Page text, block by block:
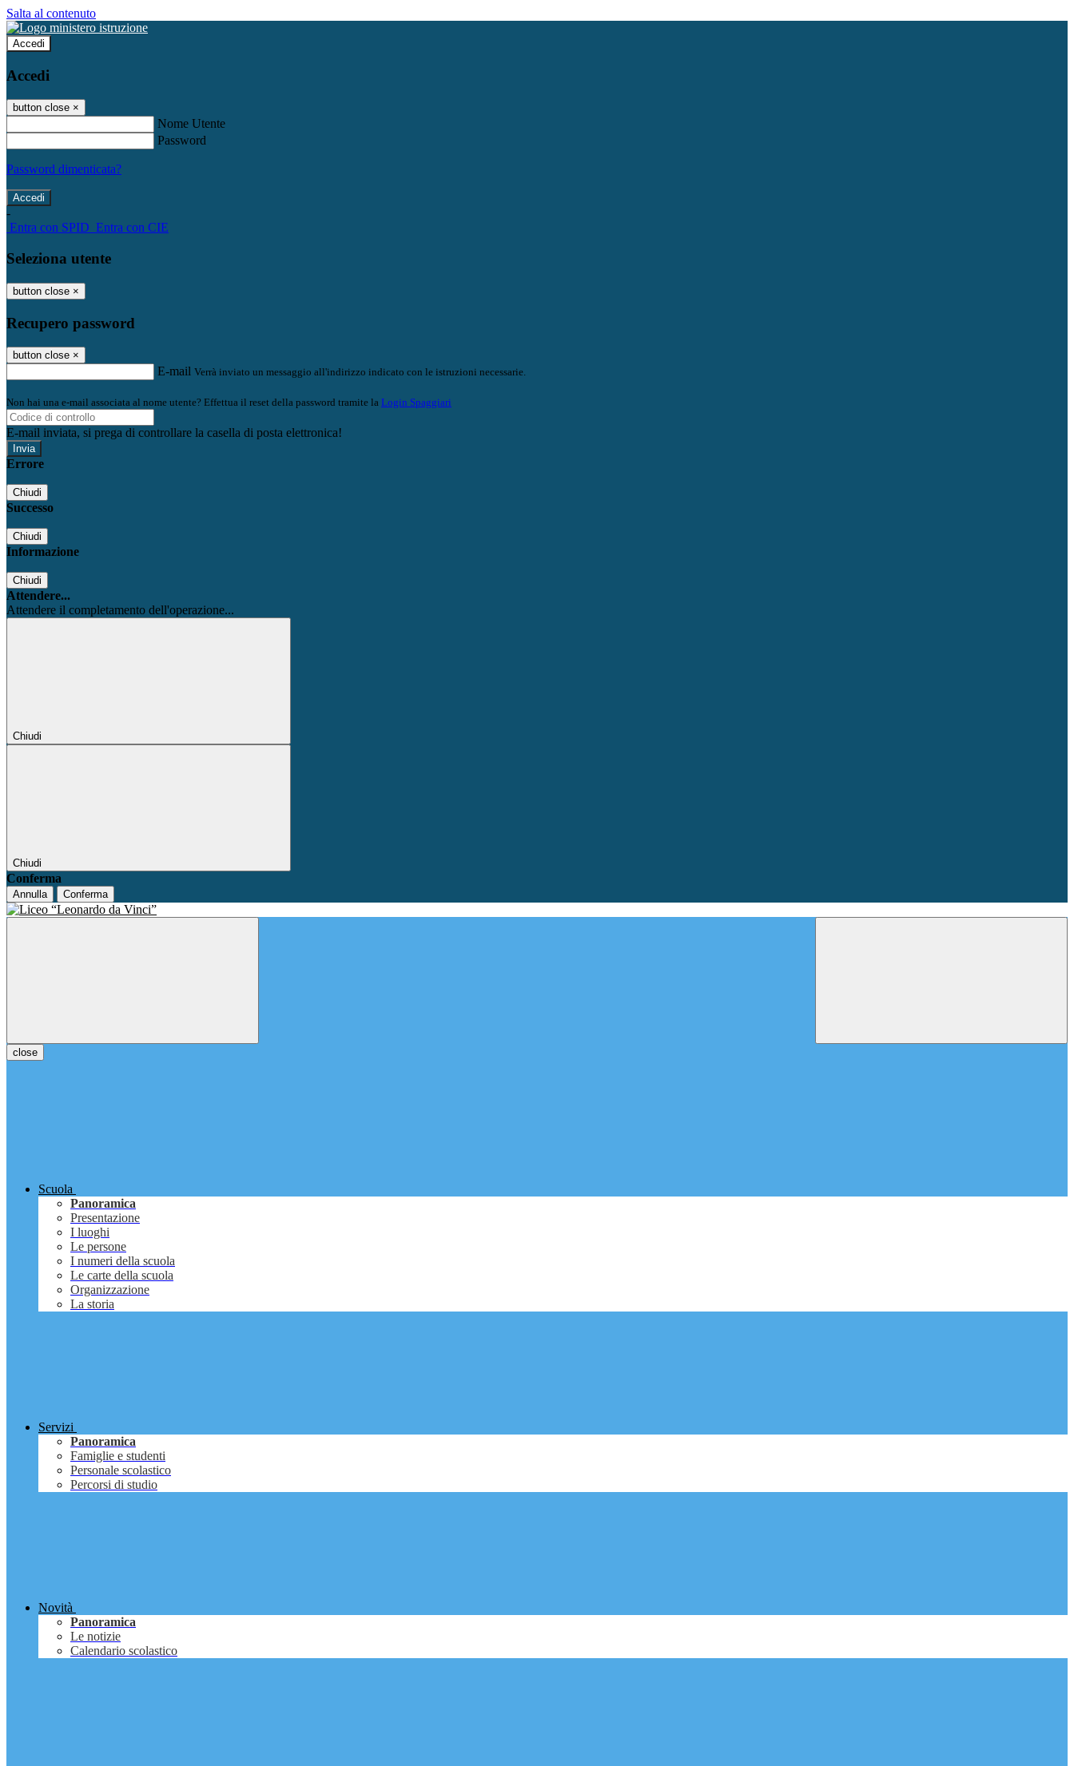
Salta al contenuto
Accedi
Accedi
button close ×
Nome Utente
Password
Password dimenticata?
-
Entra con SPID Entra con CIE
Seleziona utente
button close ×
Recupero password
button close ×
E-mail Verrà inviato un messaggio all'indirizzo indicato con le istruzioni necessarie.
Non hai una e-mail associata al nome utente? Effettua il reset della password tramite la Login Spaggiari
E-mail inviata, si prega di controllare la casella di posta elettronica!
Errore
Chiudi
Successo
Chiudi
Informazione
Chiudi
Attendere...
Attendere il completamento dell'operazione...
Chiudi
Chiudi
Conferma
Annulla Conferma
close
Scuola
Panoramica
Presentazione
I luoghi
Le persone
I numeri della scuola
Le carte della scuola
Organizzazione
La storia
Servizi
Panoramica
Famiglie e studenti
Personale scolastico
Percorsi di studio
Novità
Panoramica
Le notizie
Calendario scolastico